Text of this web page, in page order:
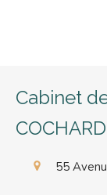
Cabinet
55